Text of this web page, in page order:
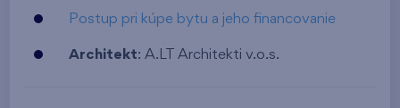
Postup pri kúpe bytu a jeho financovanie
Architekt: A.LT Architekti v.o.s.